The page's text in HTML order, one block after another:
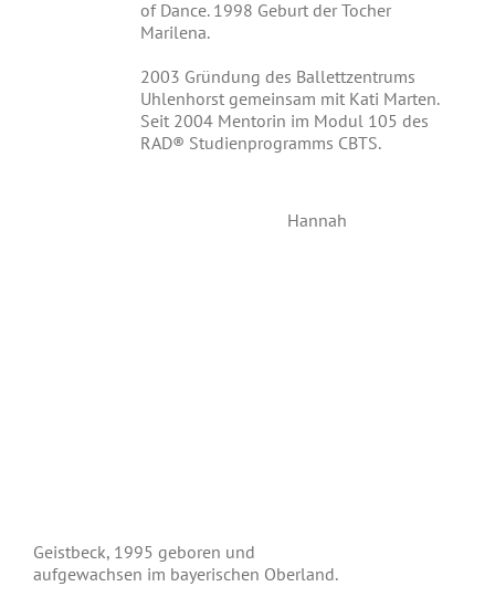
of Dance. 1998 Geburt der Tocher
Marilena.
2003 Gründung des Ballettzentrums
Uhlenhorst gemeinsam mit Kati Marten.
Seit 2004 Mentorin im Modul 105 des
RAD® Studienprogramms CBTS.
Hannah
Geistbeck, 1995 geboren und
aufgewachsen im bayerischen Oberland.